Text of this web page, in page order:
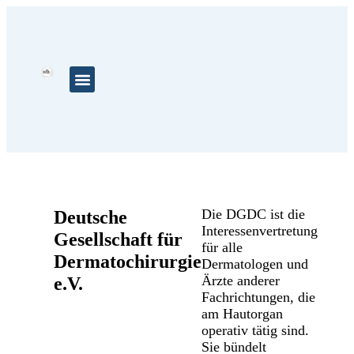
Deutsche
Gesellschaft für
Dermatochirurgie
e.V.
Die DGDC ist die
Interessenvertretung
für alle
Dermatologen und
Ärzte anderer
Fachrichtungen, die
am Hautorgan
operativ tätig sind.
Sie bündelt